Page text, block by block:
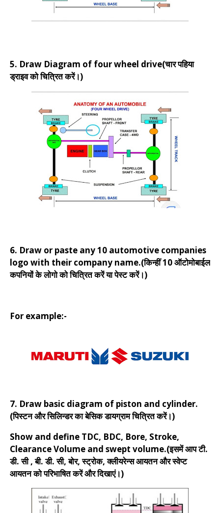
5. Draw Diagram of four wheel drive(चार पहिया
ड्राइव को चित्रित करें।)
6. Draw or paste any 10 automotive companies
logo with their company name.(किन्हीं 10 ऑटोमोबाईल
कपनियों के लोगो को चित्रित करें या पेस्ट करें।)
For example:-
7. Draw basic diagram of piston and cylinder.
(पिस्टन और सिलिन्डर का बेसिक डायग्राम चित्रित करें।)
Show and define TDC, BDC, Bore, Stroke,
Clearance Volume and swept volume.(इसमें आप टी.
डी. सी , बी. डी. सी, बोर, स्ट्रोक, क्लीयरेन्स आयतन और स्वेप्ट
आयतन को परिभाषित करें और दिखाएं।)